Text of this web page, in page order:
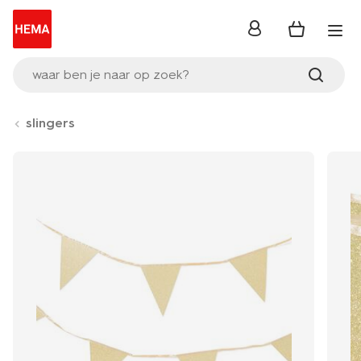
waar ben je naar op zoek?
inloggen
slingers